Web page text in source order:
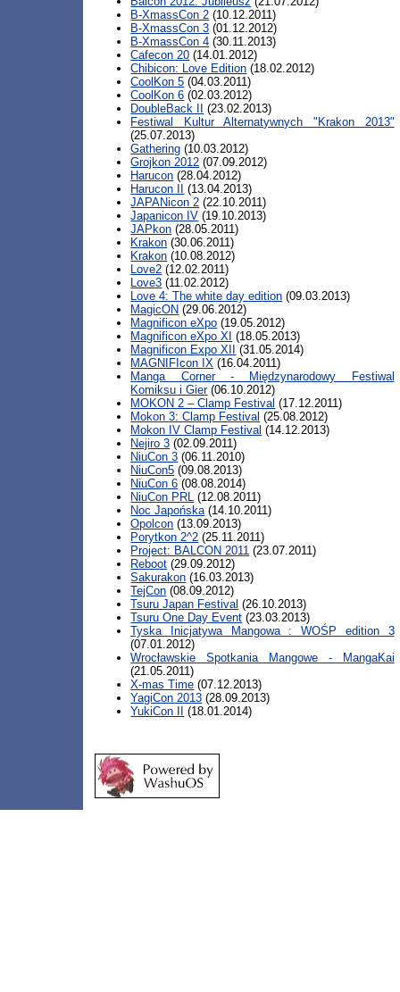
B-XmassCon 2 (10.12.2011)
B-XmassCon 3 (01.12.2012)
B-XmassCon 4 (30.11.2013)
Cafecon 20 (14.01.2012)
Chibicon: Love Edition (18.02.2012)
CoolKon 5 (04.03.2011)
CoolKon 6 (02.03.2012)
DoubleBack II
(23.02.2013)
Festiwal Kultur Alternatywnych "Krakon 2013"
(25.07.2013)
Gathering (10.03.2012)
Grojkon 2012 (07.09.2012)
Harucon (28.04.2012)
Harucon II
(13.04.2013)
JAPANicon 2 (22.10.2011)
Japanicon IV (19.10.2013)
JAPkon (28.05.2011)
Krakon (30.06.2011)
Krakon (10.08.2012)
Love2 (12.02.2011)
Love3 (11.02.2012)
Love 4: The white day edition (09.03.2013)
MagicON (29.06.2012)
Magnificon eXpo (19.05.2012)
Magnificon eXpo XI (18.05.2013)
Magnificon Expo XII
(31.05.2014)
MAGNIFIcon IX (16.04.2011)
Manga Corner - Międzynarodowy Festiwal
Komiksu i Gier(06.10.2012)
MOKON 2 – Clamp Festival (17.12.2011)
Mokon 3: Clamp Festival (25.08.2012)
Mokon IV Clamp Festival (14.12.2013)
Nejiro 3 (02.09.2011)
NiuCon 3 (06.11.2010)
NiuCon5 (09.08.2013)
NiuCon 6 (08.08.2014)
NiuCon PRL (12.08.2011)
Noc Japońska(14.10.2011)
Opolcon (13.09.2013)
Porytkon 2^2 (25.11.2011)
Project: BALCON 2011 (23.07.2011)
Reboot (29.09.2012)
Sakurakon (16.03.2013)
TejCon (08.09.2012)
Tsuru Japan Festival (26.10.2013)
Tsuru One Day Event (23.03.2013)
Tyska Inicjatywa Mangowa : WOŚP edition 3
(07.01.2012)
Wrocławskie Spotkania Mangowe - MangaKai
(21.05.2011)
X-mas Time (07.12.2013)
YagiCon 2013 (28.09.2013)
YukiCon II
(18.01.2014)